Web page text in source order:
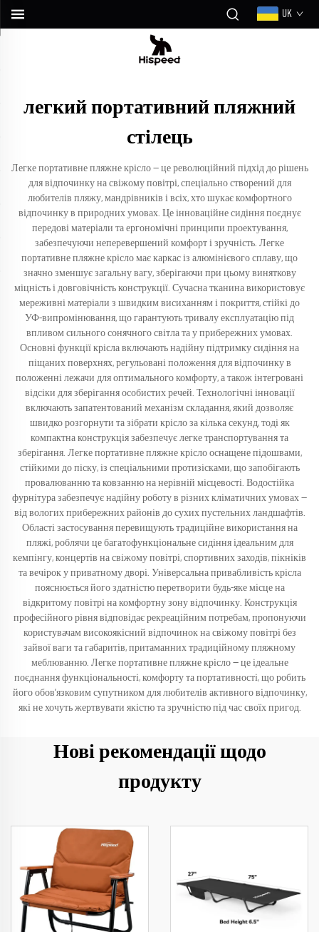
UK
легкий портативний пляжний
стілець
Легке портативне пляжне крісло — це революційний підхід до рішень
для відпочинку на свіжому повітрі, спеціально створений для
любителів пляжу, мандрівників і всіх, хто шукає комфортного
відпочинку в природних умовах. Це інноваційне сидіння поєднує
передові матеріали та ергономічні принципи проектування,
забезпечуючи неперевершений комфорт і зручність. Легке
портативне пляжне крісло має каркас із алюмінієвого сплаву, що
значно зменшує загальну вагу, зберігаючи при цьому виняткову
міцність і довговічність конструкції. Сучасна тканина використовує
мереживні матеріали з швидким висиханням і покриття, стійкі до
УФ-випромінювання, що гарантують тривалу експлуатацію під
впливом сильного сонячного світла та у прибережних умовах.
Основні функції крісла включають надійну підтримку сидіння на
піщаних поверхнях, регульовані положення для відпочинку в
положенні лежачи для оптимального комфорту, а також інтегровані
відсіки для зберігання особистих речей. Технологічні інновації
включають запатентований механізм складання, який дозволяє
швидко розгорнути та зібрати крісло за кілька секунд, тоді як
компактна конструкція забезпечує легке транспортування та
зберігання. Легке портативне пляжне крісло оснащене підошвами,
стійкими до піску, із спеціальними протизісками, що запобігають
провалюванню та ковзанню на нерівній місцевості. Водостійка
фурнітура забезпечує надійну роботу в різних кліматичних умовах —
від вологих прибережних районів до сухих пустельних ландшафтів.
Області застосування перевищують традиційне використання на
пляжі, роблячи це багатофункціональне сидіння ідеальним для
кемпінгу, концертів на свіжому повітрі, спортивних заходів, пікніків
та вечірок у приватному дворі. Універсальна привабливість крісла
пояснюється його здатністю перетворити будь-яке місце на
відкритому повітрі на комфортну зону відпочинку. Конструкція
професійного рівня відповідає рекреаційним потребам, пропонуючи
користувачам високоякісний відпочинок на свіжому повітрі без
зайвої ваги та габаритів, притаманних традиційному пляжному
меблюванню. Легке портативне пляжне крісло — це ідеальне
поєднання функціональності, комфорту та портативності, що робить
його обов’язковим супутником для любителів активного відпочинку,
які не хочуть жертвувати якістю та зручністю під час своїх пригод.
Нові рекомендації щодо
продукту